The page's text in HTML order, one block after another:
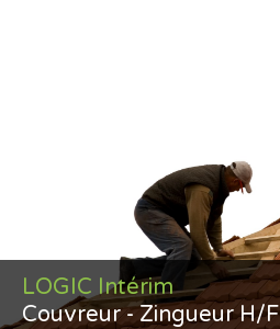
LOGIC Intérim
Couvreur - Zingueur H/F